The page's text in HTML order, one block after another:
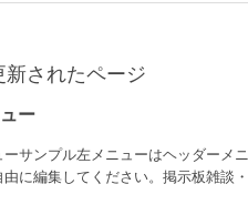
新されたページ
ー
サンプル左メニューはヘッダーメ
に編集してください。掲示板雑談